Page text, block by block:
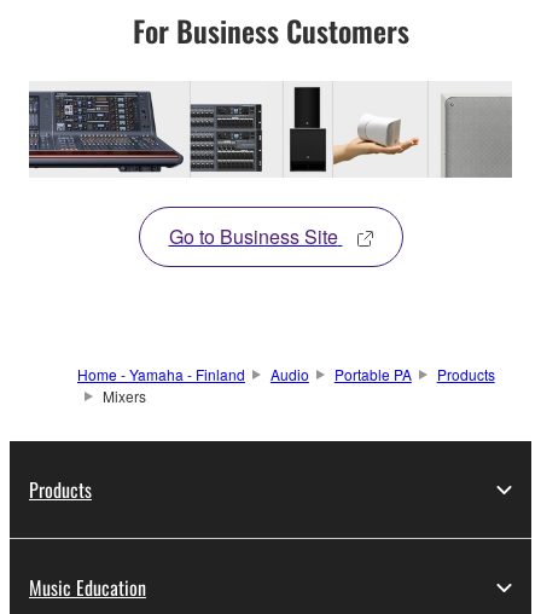
For Business Customers
Go to Business Site
Home - Yamaha - Finland Audio Portable PA
Products
Mixers
Products
Music Education